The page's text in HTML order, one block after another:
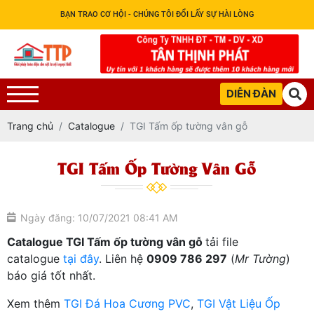
BẠN TRAO CƠ HỘI - CHÚNG TÔI ĐỔI LẤY SỰ HÀI LÒNG
DIỄN ĐÀN
Trang chủ Catalogue TGI Tấm ốp tường vân gỗ
TGI Tấm Ốp Tường Vân Gỗ
Ngày đăng: 10/07/2021 08:41 AM
Catalogue TGI Tấm ốp tường vân gỗ tải file
catalogue tại đây. Liên hệ 0909 786 297 (Mr Tường)
báo giá tốt nhất.
Xem thêm TGI Đá Hoa Cương PVC, TGI Vật Liệu Ốp